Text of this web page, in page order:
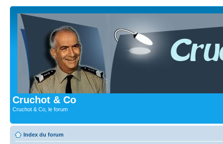
Cruchot & Co
Cruchot & Co, le forum
Index du forum